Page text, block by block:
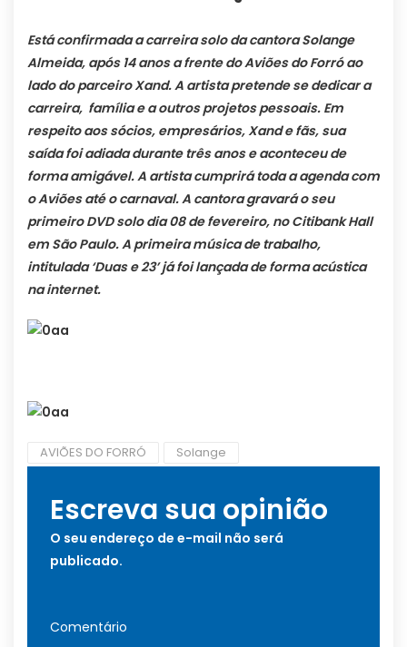
Está confirmada a carreira solo da cantora Solange
Almeida, após 14 anos a frente do Aviões do Forró ao
lado do parceiro Xand. A artista pretende se dedicar a
carreira, família e a outros projetos pessoais. Em
respeito aos sócios, empresários, Xand e fãs, sua
saída foi adiada durante três anos e aconteceu de
forma amigável. A artista cumprirá toda a agenda com
o Aviões até o carnaval. A cantora gravará o seu
primeiro DVD solo dia 08 de fevereiro, no Citibank Hall
em São Paulo. A primeira música de trabalho,
intitulada ‘Duas e 23’ já foi lançada de forma acústica
na internet.
AVIÕES DO FORRÓ Solange
Escreva sua opinião
O seu endereço de e-mail não será
publicado.
Comentário